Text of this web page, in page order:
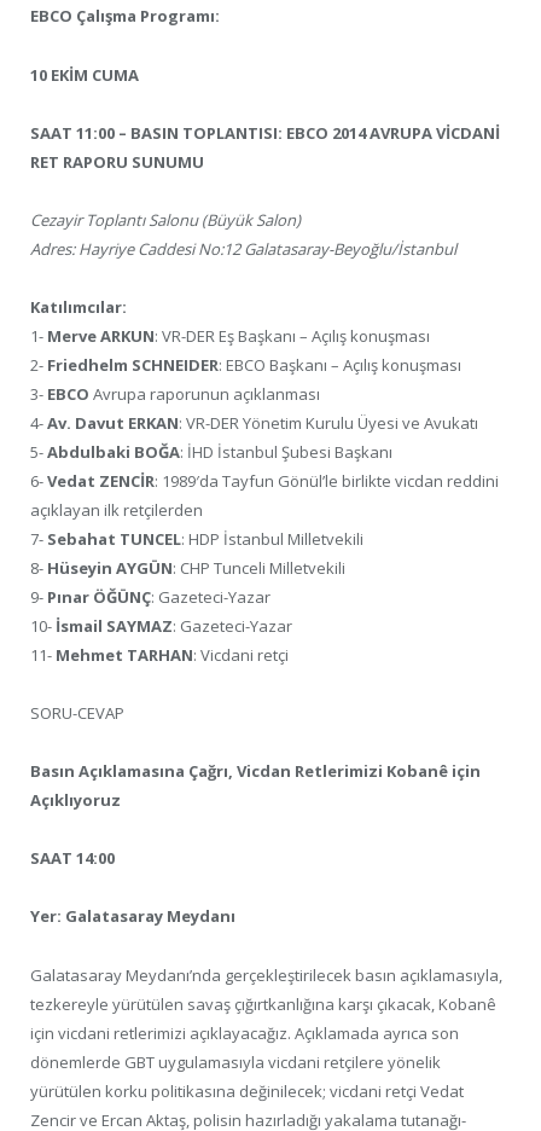
EBCO Çalışma Programı:
10 EKİM CUMA
SAAT 11:00 – BASIN TOPLANTISI: EBCO 2014 AVRUPA VİCDANİ
RET RAPORU SUNUMU
Cezayir Toplantı Salonu (Büyük Salon)
Adres: Hayriye Caddesi No:12 Galatasaray-Beyoğlu/İstanbul
Katılımcılar:
1- Merve ARKUN: VR-DER Eş Başkanı – Açılış konuşması
2- Friedhelm SCHNEIDER: EBCO Başkanı – Açılış konuşması
3- EBCO Avrupa raporunun açıklanması
4-Av. Davut ERKAN: VR-DER Yönetim Kurulu Üyesi ve Avukatı
5-Abdulbaki BOĞA: İHD İstanbul Şubesi Başkanı
6-Vedat ZENCİR: 1989′da Tayfun Gönül’le birlikte vicdan reddini
açıklayan ilk retçilerden
7- Sebahat TUNCEL: HDP İstanbul Milletvekili
8- Hüseyin AYGÜN: CHP Tunceli Milletvekili
9- Pınar ÖĞÜNÇ: Gazeteci-Yazar
10- İsmail SAYMAZ: Gazeteci-Yazar
11- Mehmet TARHAN: Vicdani retçi
SORU-CEVAP
Basın Açıklamasına Çağrı, Vicdan Retlerimizi Kobanê için
Açıklıyoruz
SAAT 14:00
Yer: Galatasaray Meydanı
Galatasaray Meydanı’nda gerçekleştirilecek basın açıklamasıyla,
tezkereyle yürütülen savaş çığırtkanlığına karşı çıkacak, Kobanê
için vicdani retlerimizi açıklayacağız. Açıklamada ayrıca son
dönemlerde GBT uygulamasıyla vicdani retçilere yönelik
yürütülen korku politikasına değinilecek; vicdani retçi Vedat
Zencir ve Ercan Aktaş, polisin hazırladığı yakalama tutanağı-